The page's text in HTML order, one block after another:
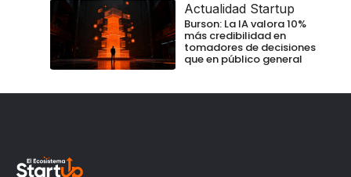
Actualidad Startup
Burson: La IA valora 10%
más credibilidad en
tomadores de decisiones
que en público general